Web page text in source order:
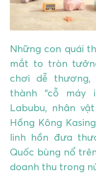
Những con quái
mắt to tròn
chơi dễ
thành “cỗ máy
Labubu, nhân
Hồng Kông
linh hồn đưa
Quốc bùng nổ
doanh thu trong